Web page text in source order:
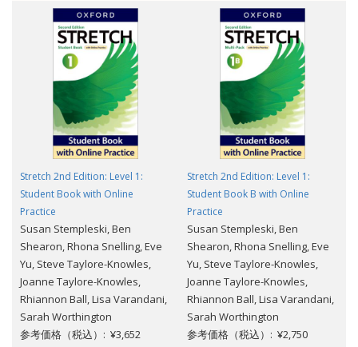
Stretch 2nd Edition: Level 1:
Student Book with Online
Practice
Susan Stempleski, Ben
Shearon, Rhona Snelling, Eve
Yu, Steve Taylore-Knowles,
Joanne Taylore-Knowles,
Rhiannon Ball, Lisa Varandani,
Sarah Worthington
参考価格（税込）: ¥3,652
Stretch 2nd Edition: Level 1:
Student Book B with Online
Practice
Susan Stempleski, Ben
Shearon, Rhona Snelling, Eve
Yu, Steve Taylore-Knowles,
Joanne Taylore-Knowles,
Rhiannon Ball, Lisa Varandani,
Sarah Worthington
参考価格（税込）: ¥2,750